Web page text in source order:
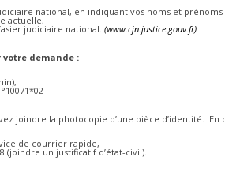
national, en indiquant vos noms et
actuelle,
judiciaire national. (www.cjn.justice.gouv.fr)
votre demande :
joindre la photocopie d’une pièce d’identité.
de courrier rapide,
(joindre un justificatif d’état-civil).